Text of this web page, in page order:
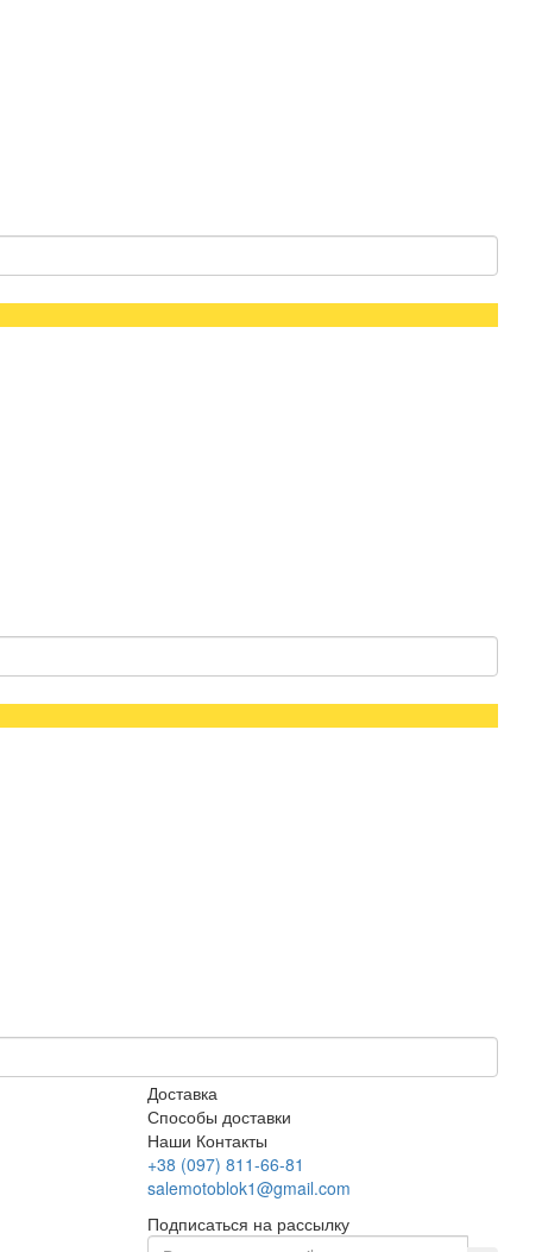
Доставка
Способы доставки
Наши Контакты
+38 (097) 811-66-81
salemotoblok1@gmail.com
Подписаться на рассылку